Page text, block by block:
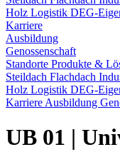
Holz Logistik DEG-
Karriere
Ausbildung
Genossenschaft
Standorte Produkte &
Steildach Flachdach
Holz Logistik DEG-
Karriere Ausbildung
UB 01 |